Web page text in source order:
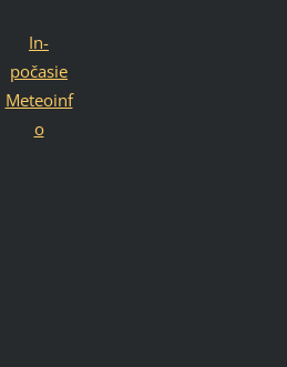
In-
počasie
Meteoinf
o